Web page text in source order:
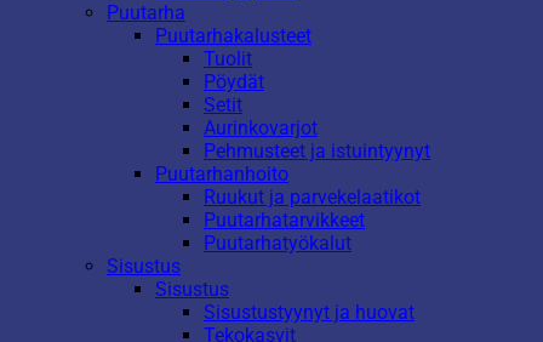
Puutarha
Puutarhakalusteet
Tuolit
Pöydät
Setit
Aurinkovarjot
Pehmusteet ja istuintyynyt
Puutarhanhoito
Ruukut ja parvekelaatikot
Puutarhatarvikkeet
Puutarhatyökalut
Sisustus
Sisustus
Sisustustyynyt ja huovat
Tekokasvit